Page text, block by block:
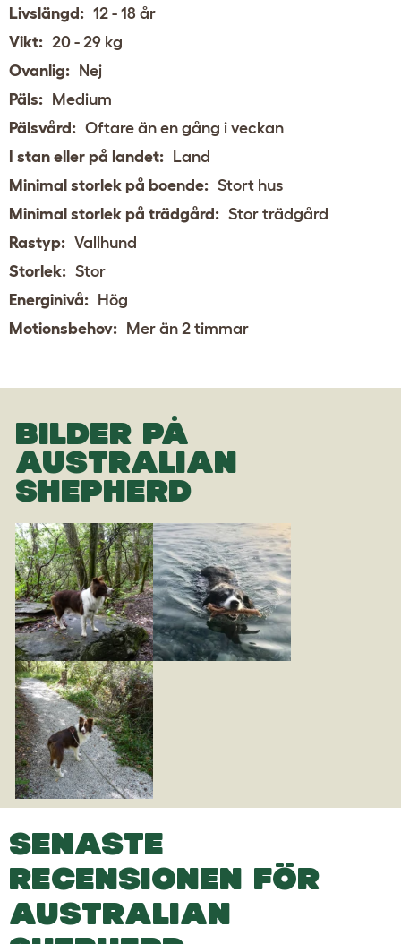
Livslängd: 12 - 18 år
Vikt: 20 - 29 kg
Ovanlig: Nej
Päls: Medium
Pälsvård: Oftare än en gång i veckan
I stan eller på landet: Land
Minimal storlek på boende: Stort hus
Minimal storlek på trädgård: Stor trädgård
Rastyp: Vallhund
Storlek: Stor
Energinivå: Hög
Motionsbehov: Mer än 2 timmar
BILDER PÅ
AUSTRALIAN
SHEPHERD
SENASTE
RECENSIONEN FÖR
AUSTRALIAN